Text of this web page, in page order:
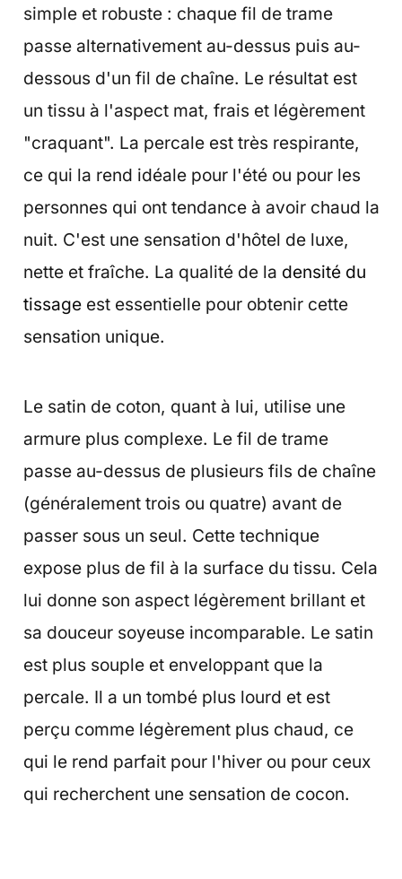
simple et robuste : chaque fil de trame
passe alternativement au-dessus puis au-
dessous d'un fil de chaîne. Le résultat est
un tissu à l'aspect mat, frais et légèrement
"craquant". La percale est très respirante,
ce qui la rend idéale pour l'été ou pour les
personnes qui ont tendance à avoir chaud la
nuit. C'est une sensation d'hôtel de luxe,
nette et fraîche. La qualité de la densité du
tissageest essentielle pour obtenir cette
sensation unique.
Le satin de coton, quant à lui, utilise une
armure plus complexe. Le fil de trame
passe au-dessus de plusieurs fils de chaîne
(généralement trois ou quatre) avant de
passer sous un seul. Cette technique
expose plus de fil à la surface du tissu. Cela
lui donne son aspect légèrement brillant et
sa douceur soyeuse incomparable. Le satin
est plus souple et enveloppant que la
percale. Il a un tombé plus lourd et est
perçu comme légèrement plus chaud, ce
qui le rend parfait pour l'hiver ou pour ceux
qui recherchent une sensation de cocon.